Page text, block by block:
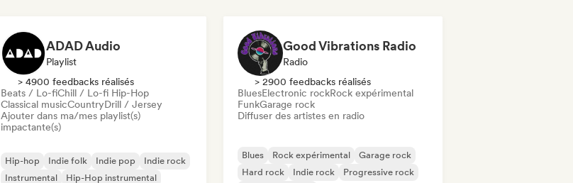
ADAD Audio
Playlist
> 4900 feedbacks réalisés
Beats / Lo-fiChill / Lo-fi Hip-Hop
Classical musicCountryDrill / Jersey
Ajouter dans ma/mes playlist(s)
impactante(s)
Hip-hop Indie folk Indie pop
Indie rock
Instrumental
Hip-Hop instrumental
Good Vibrations Radio
Radio
> 2900 feedbacks réalisés
BluesElectronic rockRock expérimental
FunkGarage rock
Diffuser des artistes en radio
Blues Rock expérimental
Garage rock
Hard rock
Indie rock
Progressive rock